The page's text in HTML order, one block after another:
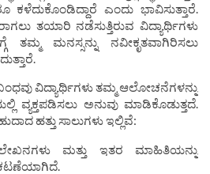
ಕಳೆದುಕೊಂಡಿದ್ದಾರೆ ಎಂದು ಭಾವಿಸುತ್ತಾರೆ.
ತಯಾರಿ ನಡೆಸುತ್ತಿರುವ ವಿದ್ಯಾರ್ಥಿಗಳು
ತಮ್ಮ ಮನಸ್ಸನ್ನು ನವೀಕೃತವಾಗಿರಿಸಲು
ವಿದ್ಯಾರ್ಥಿಗಳು ತಮ್ಮ ಆಲೋಚನೆಗಳನ್ನು
ವ್ಯಕ್ತಪಡಿಸಲು ಅನುವು ಮಾಡಿಕೊಡುತ್ತದೆ.
ಹತ್ತು ಸಾಲುಗಳು ಇಲ್ಲಿವೆ:
ಮತ್ತು ಇತರ ಮಾಹಿತಿಯನ್ನು